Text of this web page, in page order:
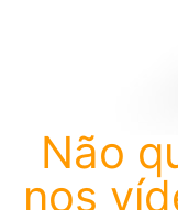
Não
nos